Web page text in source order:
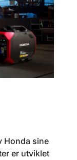
Honda sine
er utviklet